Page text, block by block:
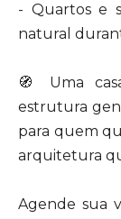
- Quartos e
natural
🧭 Uma
estrutura
para quem
arquitetura
Agende sua